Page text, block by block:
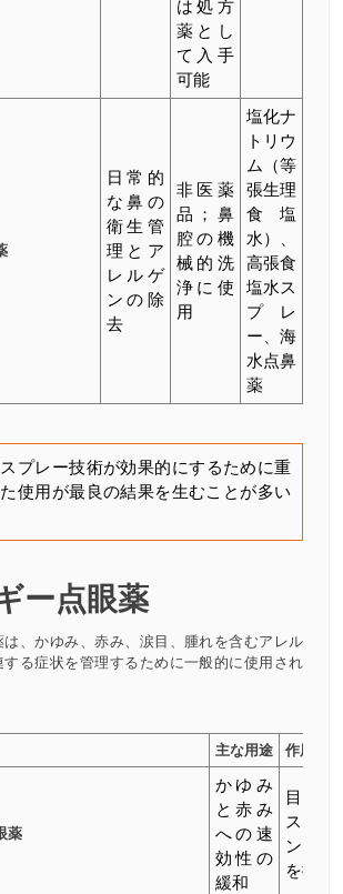
は処方
薬とし
て入手
可能
日常的
な鼻の
衛生管
理とア
レルゲ
ンの除
去
非医薬
品；鼻
腔の機
械的洗
浄に使
用
塩化ナ
トリウ
ム（等
張生理
食塩
水）、
高張食
塩水ス
プレ
ー、海
水点鼻
薬
プレー技術が効果的にするために重
使用が最良の結果を生むことが多い
ー点眼薬
は、かゆみ、赤み、涙目、腫れを含むアレル
する症状を管理するために一般的に使用され
主な用途 作用機序
薬
かゆみ
と赤み
への速
効性の
緩和
目のヒ
スタミ
ン放出
を抑制